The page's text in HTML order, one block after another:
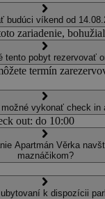
budúci víkend od
zariadenie,
tento pobyt rezervovať
termín
vykonať check in
out: do 10:00
Apartmán Věrka
maznáčikom?
k dispozícii